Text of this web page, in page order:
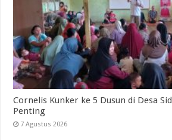
Cornelis Kunker ke 5 Dusun di Desa
Penting
7 Agustus 2026